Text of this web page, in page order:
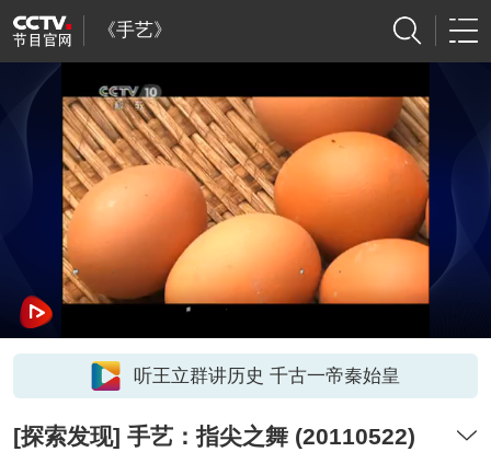
《手艺》
听王立群讲历史 千古一帝秦始皇
[探索发现] 手艺：指尖之舞 (20110522)